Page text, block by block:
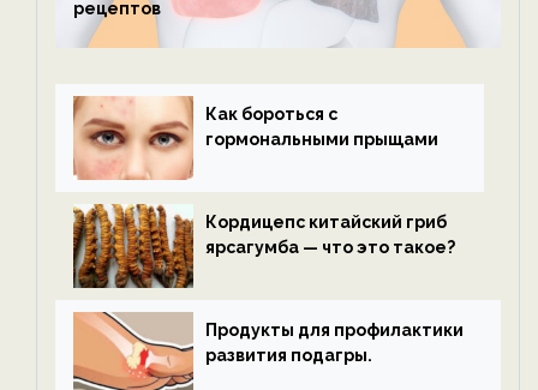
рецептов
Как бороться с
гормональными прыщами
Кордицепс китайский гриб
ярсагумба — что это такое?
Продукты для профилактики
развития подагры.